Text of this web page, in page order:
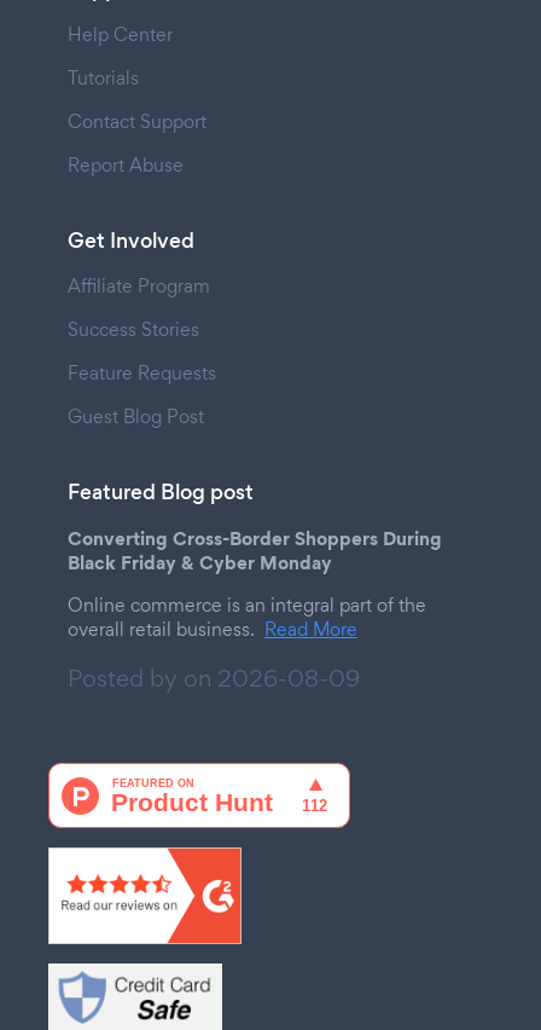
Help Center
Tutorials
Contact Support
Report Abuse
Get Involved
Affiliate Program
Success Stories
Feature Requests
Guest Blog Post
Featured Blog post
Converting Cross-Border Shoppers During
Black Friday & Cyber Monday
Online commerce is an integral part of the
overall retail business. Read More
Posted by on 2026-08-09